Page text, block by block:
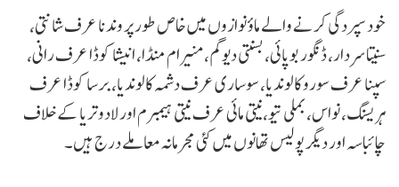
خود سپردگی کرنے والے ماؤ نوازوں میں خاص طور پر وندنا عرف شانتی،
سنیتا سردار، ڈنگور بوپائی، بسنتی دیوگم، منیرام منڈا، انیشا کوڈا عرف رانی،
سپنا عرف سورو کالوندیا، سوساری عرف دشمہ کالوندیا، برسا کوڈا عرف
ہریسنگ، نواس، بملی تیو، نیتی مائی عرف نیتی ہیمبرم اور لادو تریا کے خلاف
چائباسہ اور دیگر پولیس تھانوں میں کئی مجرمانہ معاملے درج ہیں۔